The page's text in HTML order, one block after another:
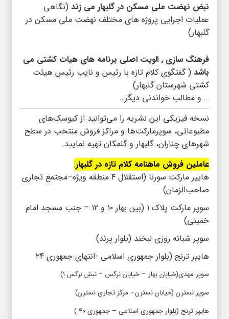
نبض نهضت ملی مسکن در گلبهار می زند (نگاهی
عملیات اجرایی پروژه های مختلف نهضت ملی مسکن در
گلبهار)
فرهنگ سازی ٬ الویت اصلی برنامه های هیات کشتی می
باشد ( گفتگوی کلام تازه با رئیس و نایب رئیس هیئت
کشتی شهرستان گلبهار)
… و مطالب خواندنی دیگر…
نسخه فیزیکی این نشریه را می‌توانید از کیوسک‌های
مطبوعاتی، سوپرمارکت‌ها و مراکز فروش منتخب در سطح
شهرهای چناران، گلبهار و گلمکان تهیه نمایید.
عاملین فروش ماهنامه کلام تازه در گلبهار:
هایپر مارکت سورنا (استقلال ۴ منطقه ویژه–مجتمع تجاری
صاحب‌الزمان)
سوپر مارکت پلاک ۱ (بین بهار ۱۰ و ۱۲ – جنب مسجد امام
خمینی)
سوپر شبانه روزی لبخند (بلوار پرند)
هایپر ترنج (بلوار جمهوری اسلامی -انتهای جمهوری ۲۴
سوپر مهدی(خیابان بهار – خیابان نرگس – نبش نرگس ۱)
سوپر نسترن (خیابان نسترن– مرکز تجاری نسترن)
هایپر ترنج (بلوار جمهوری اسلامی – جمهوری ۴۰ )